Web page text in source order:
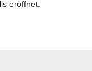
eröffnet.